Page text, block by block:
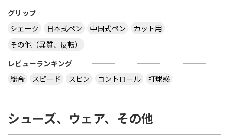
グリップ
シェーク
日本式ペン 中国式ペン
カット用
その他（異質、反転）
レビューランキング
総合
スピード スピン コントロール 打球感
シューズ、ウェア、その他